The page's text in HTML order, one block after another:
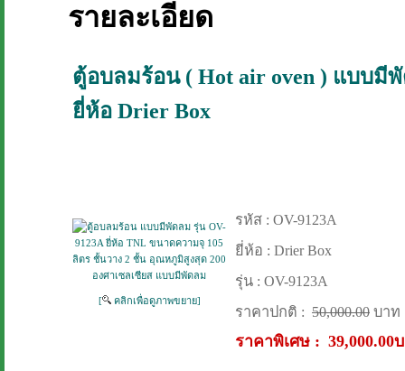
รายละเอียด
ตู้อบลมร้อน ( Hot air oven ) แบบมี
ยี่ห้อ Drier Box
[ คลิกเพื่อดูภาพขยาย]
รหัส : OV-9123A
ยี่ห้อ : Drier Box
รุ่น : OV-9123A
ราคาปกติ : 50,000.00 บาท
ราคาพิเศษ : 39,000.00